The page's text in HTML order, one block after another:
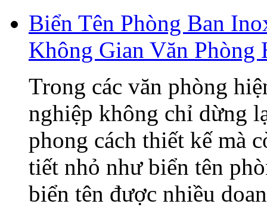
Biển Tên Phòng Ban
Không Gian Văn Phòng
Trong các văn phòng
nghiệp không chỉ dừng
phong cách thiết kế mà
tiết nhỏ như biển tên
biển tên được nhiều